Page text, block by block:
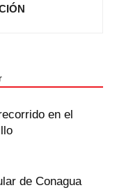
en el
de Conagua